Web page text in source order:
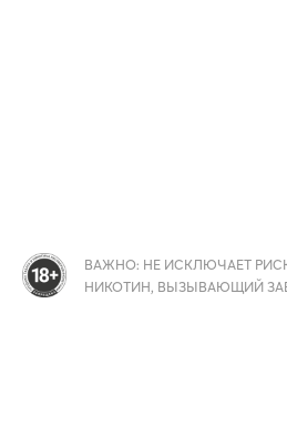
ВАЖНО: НЕ ИСКЛЮЧАЕТ
НИКОТИН, ВЫЗЫВАЮЩИЙ